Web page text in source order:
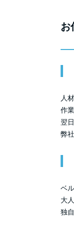
お
人
作
翌
弊
ベ
大
独